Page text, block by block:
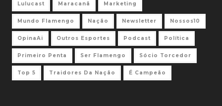
Lulucast Maracanã Marketing
Mundo Flamengo Nação Newsletter Nossos10
OpinaAi Outros Esportes Podcast Política
Primeiro Penta Ser Flamengo Sócio Torcedor
Top 5 Traidores Da Nação É Campeão